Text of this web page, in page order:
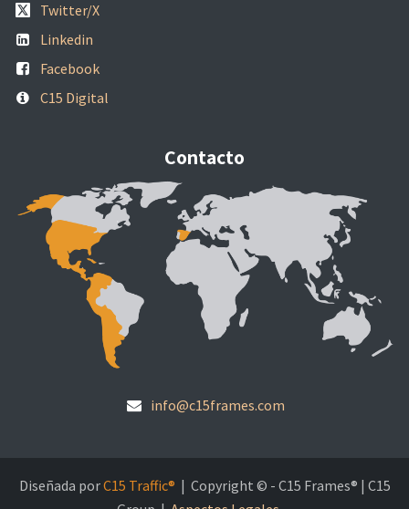
Contacto
info@c15frames.com
Twitter/X
Linkedin
Facebook
C15 Digital
Diseñada porC15 Traffic® | Copyright © - C15 Frames® | C15